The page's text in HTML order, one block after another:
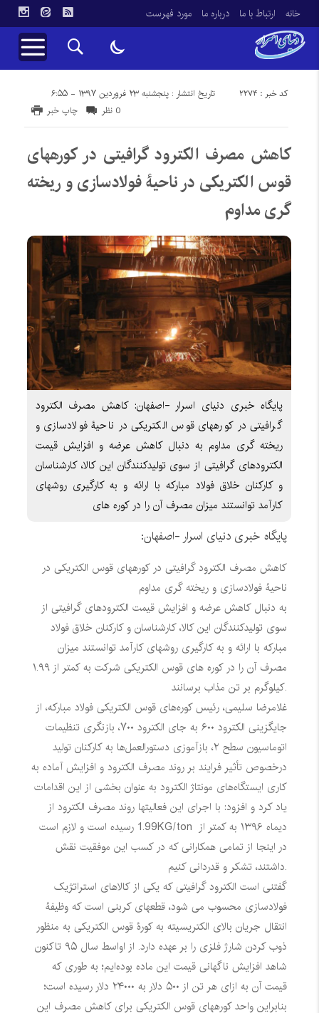
خانه ارتباط با ما درباره ما مورد فهرست
تاریخ انتشار : پنجشنبه ۲۳ فروردین ۱۳۹۷ - ۶:۵۵ کد خبر : 2274
چاپ خبر 0 نظر
کاهش مصرف الکترود گرافیتی در کورههای
قوس الکتریکی در ناحیۀ فولادسازی و ریخته
گری مداوم
پایگاه خبری دنیای اسرار -اصفهان: کاهش مصرف الکترود
گرافیتی در کورههای قوس الکتریکی در ناحیۀ فولادسازی و
ریخته گری مداوم به دنبال کاهش عرضه و افزایش قیمت
الکترودهای گرافیتی از سوی تولیدکنندگان این کالا، کارشناسان
و کارکنان خلاق فولاد مبارکه با ارائه و به کارگیری روشهای
کارآمد توانستند میزان مصرف آن را در کوره های
پایگاه خبری دنیای اسرار -اصفهان:
کاهش مصرف الکترود گرافیتی در کورههای قوس الکتریکی در
ناحیۀ فولادسازی و ریخته گری مداوم
به دنبال کاهش عرضه و افزایش قیمت الکترودهای گرافیتی از
سوی تولیدکنندگان این کالا، کارشناسان و کارکنان خلاق فولاد
مبارکه با ارائه و به کارگیری روشهای کارآمد توانستند میزان
مصرف آن را در کوره های قوس الکتریکی شرکت به کمتر از ۱.۹۹
کیلوگرم بر تن مذاب برسانند.
غلامرضا سلیمی، رئیس کوره‌های قوس الکتریکی فولاد مبارکه، از
جایگزینی الکترود ۶۰۰ به جای الکترود ۷۰۰، بازنگری تنظیمات
اتوماسیون سطح ۲، بازآموزی دستورالعمل‌ها به کارکنان تولید
درخصوص تأثیر فرایند بر روند مصرف الکترود و افزایش آماده به
کاری ایستگاه‌های مونتاژ الکترود به عنوان بخشی از این اقدامات
یاد کرد و افزود: با اجرای این فعالیتها روند مصرف الکترود از
دیماه ۱۳۹۶ به کمتر از
KG/ton
1.99 رسیده است و لازم است
در اینجا از تمامی همکارانی که در کسب این موفقیت نقش
داشتند، تشکر و قدردانی کنیم.
گفتنی است الکترود گرافیتی که یکی از کالاهای استراتژیک
فولادسازی محسوب می شود، قطعهای کربنی است که وظیفۀ
انتقال جریان بالای الکتریسیته به کورۀ قوس الکتریکی به منظور
ذوب کردن شارژ فلزی را بر عهده دارد. از اواسط سال ۹۵ تاکنون
شاهد افزایش ناگهانی قیمت این ماده بوده‌ایم؛ به طوری که
قیمت آن به ازای هر تن از ۵۰۰ دلار به ۲۴۰۰۰ دلار رسیده است؛
بنابراین واحد کورههای قوس الکتریکی برای کاهش مصرف این